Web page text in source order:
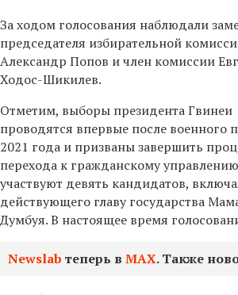
За ходом голосования наблюдали
председателя избирательной
Александр Попов и член комиссии
Ходос-Шикилев.
Отметим, выборы президента Гвинеи
проводятся впервые после военного
2021 года и призваны завершить
перехода к гражданскому
участвуют девять кандидатов,
действующего главу государства
Думбуя. В настоящее время
Newslab теперь вМАХ. Также